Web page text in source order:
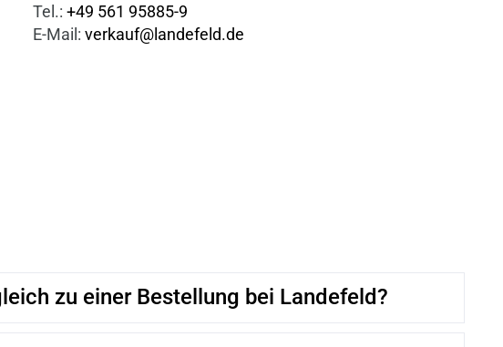
Tel.:+49 561 95885-9
E-Mail:verkauf@landefeld.de
zu einer Bestellung bei Landefeld?